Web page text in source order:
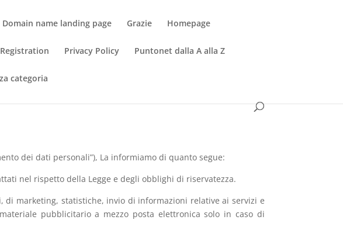
Domain name landing page Grazie Homepage
Privacy Policy Puntonet dalla A alla Z
categoria
dei dati personali”), La informiamo di quanto segue:
nel rispetto della Legge e degli obblighi di riservatezza.
marketing, statistiche, invio di informazioni relative ai servizi e
pubblicitario a mezzo posta elettronica solo in caso di